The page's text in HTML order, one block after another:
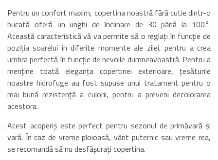
Pentru un confort maxim, copertina noastră fără cutie dintr-o
bucată oferă un unghi de înclinare de 30 până la 100°.
Această caracteristică vă va permite să o reglați în funcție de
poziția soarelui în diferite momente ale zilei, pentru a crea
umbra perfectă în funcție de nevoile dumneavoastră. Pentru a
menține toată eleganța copertinei exterioare, țesăturile
noastre hidrofuge au fost supuse unui tratament pentru o
mai bună rezistență a culorii, pentru a preveni decolorarea
acestora.
Acest acoperiș este perfect pentru sezonul de primăvară și
vară. În caz de vreme ploioasă, vânt puternic sau vreme rea,
se recomandă să nu desfășurați copertina.